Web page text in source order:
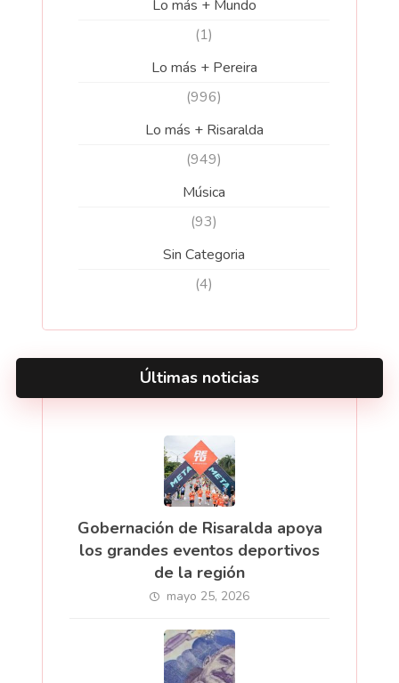
Lo más + Mundo
(1)
Lo más + Pereira
(996)
Lo más + Risaralda
(949)
Música
(93)
Sin Categoria
(4)
Últimas noticias
Gobernación de Risaralda apoya
los grandes eventos deportivos
de la región
mayo 25, 2026